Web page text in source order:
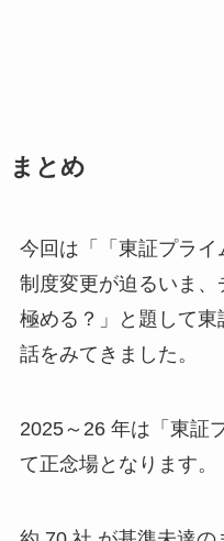
まとめ
今回は「「東証プラ
制度変更が迫るいま
極める？」と題して
話をみてきました。
2025～26 年は「東証
て正念場となります。